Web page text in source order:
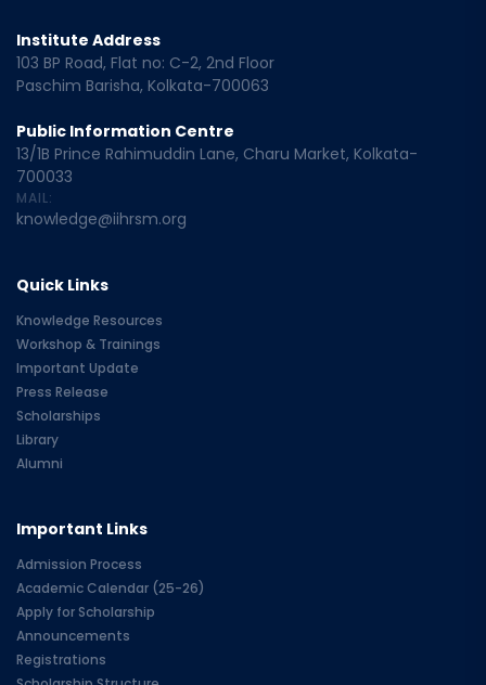
Institute Address
103 BP Road, Flat no: C-2, 2nd Floor
Paschim Barisha, Kolkata-700063
Public Information Centre
13/1B Prince Rahimuddin Lane, Charu Market, Kolkata-
700033
MAIL:
knowledge@iihrsm.org
Quick Links
Knowledge Resources
Workshop & Trainings
Important Update
Press Release
Scholarships
Library
Alumni
Important Links
Admission Process
Academic Calendar (25-26)
Apply for Scholarship
Announcements
Registrations